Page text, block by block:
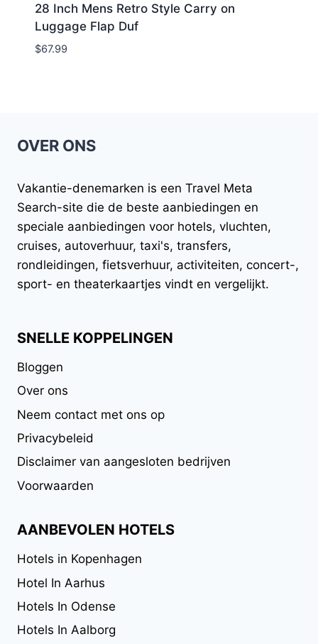
28 Inch Mens Retro Style Carry on
Luggage Flap Duf
$67.99
OVER ONS
Vakantie-denemarken is een Travel Meta
Search-site die de beste aanbiedingen en
speciale aanbiedingen voor hotels, vluchten,
cruises, autoverhuur, taxi's, transfers,
rondleidingen, fietsverhuur, activiteiten, concert-,
sport- en theaterkaartjes vindt en vergelijkt.
SNELLE KOPPELINGEN
Bloggen
Over ons
Neem contact met ons op
Privacybeleid
Disclaimer van aangesloten bedrijven
Voorwaarden
AANBEVOLEN HOTELS
Hotels in Kopenhagen
Hotel In Aarhus
Hotels In Odense
Hotels In Aalborg